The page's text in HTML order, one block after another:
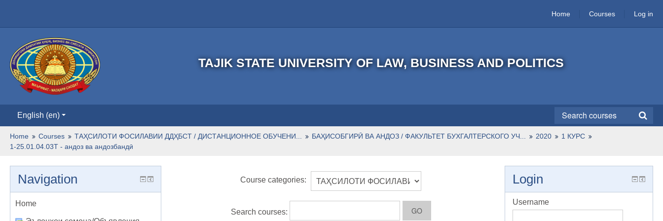
Home Courses Log in
TAJIK STATE UNIVERSITY OF LAW, BUSINESS AND POLITICS
English ‎(en)‎
Home Courses ТАҲСИЛОТИ ФОСИЛАВИИ ДДҲБСТ / ДИСТАНЦИОННОЕ ОБУЧЕНИ... БАҲИСОБГИРӢ ВА АНДОЗ / ФАКУЛЬТЕТ БУХГАЛТЕРСКОГО УЧ... 2020
1 КУРС
1-25.01.04.03Т - андоз ва андозбандӣ
Course categories:
Search courses:
Navigation
Home
Login
Username